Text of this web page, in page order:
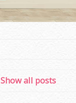
Show all posts